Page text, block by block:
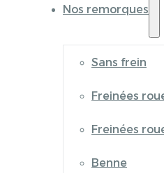
Nos remorques
Sans frein
Freinées
Freinées
Benne